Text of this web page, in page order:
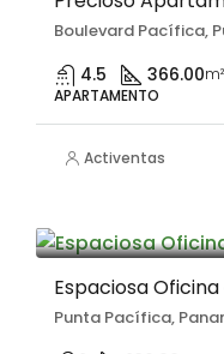
Boulevard Pacífica,
4.5 366.00m²
APARTAMENTO
Activentas
Espaciosa
Punta Pacífica,